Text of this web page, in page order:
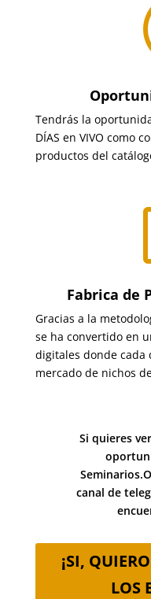
Tendrás la
DÍAS en VIVO como
productos del
Fabrica de
Gracias a la
se ha convertido en
digitales donde cada
mercado de nichos
Si quieres
canal de
¡SI,
LOS